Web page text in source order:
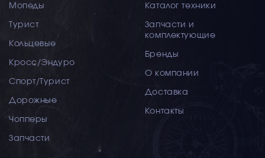
Мопеды
Турист
Кольцевые
Кросс/Эндуро
Спорт/Турист
Дорожные
Чопперы
Запчасти
Каталог техники
Запчасти и
комплектующие
Бренды
О компании
Доставка
Контакты